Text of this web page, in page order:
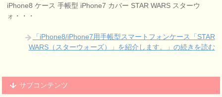
iPhone8 ケース 手帳型 iPhone7 カバー STAR WARS スターウ
ォ・・・
「iPhone8/iPhone7用手帳型スマートフォンケース「STAR
WARS（スターウォーズ）」を紹介します。」の続きを読む
サブコンテンツ